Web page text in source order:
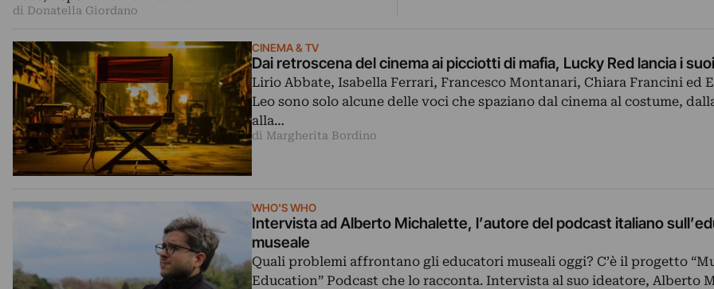
di Donatella Giordano
CINEMA & TV
Dai retroscena del cinema ai picciotti di mafia, Lucky Red lancia i
Lirio Abbate, Isabella Ferrari, Francesco Montanari, Chiara Francini ed
Leo sono solo alcune delle voci che spaziano dal cinema al costume,
alla…
di Margherita Bordino
WHO'S WHO
Intervista ad Alberto Michalette, l’autore del podcast italiano
museale
Quali problemi affrontano gli educatori museali oggi? C’è il progetto
Education” Podcast che lo racconta. Intervista al suo ideatore, Alberto